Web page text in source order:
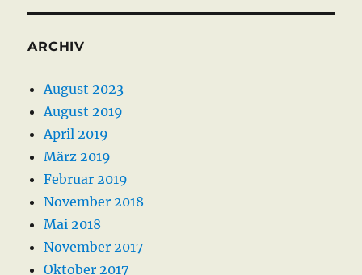
ARCHIV
August 2023
August 2019
April 2019
März 2019
Februar 2019
November 2018
Mai 2018
November 2017
Oktober 2017